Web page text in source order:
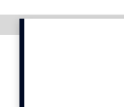
Opleidingen
Vacatures